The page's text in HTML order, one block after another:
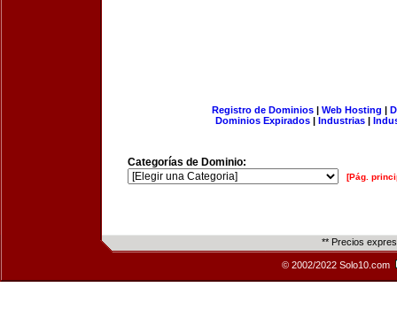
Registro de Dominios| Web Hosting |
Dominios Expirados | Industrias |
Categorías de Dominio:
[Pág.
** Precios
© 2002/2022 Solo10.com